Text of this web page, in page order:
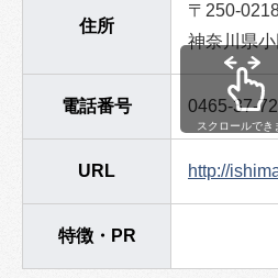
住所
〒250-
神奈川県
電話番号 0465-37-
URL http://
特徴・PR
スクロールでき